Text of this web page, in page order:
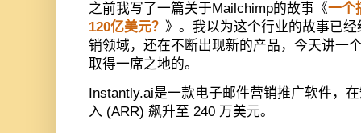
之前我写了一篇关于Mailchimp的故事《一个
120亿美元？ 》。我以为这个行业的故事已
销领域，还在不断出现新的产品，今天讲一
取得一席之地的。
Instantly.ai是一款电子邮件营销推广软件，
入 (ARR) 飙升至 240 万美元。